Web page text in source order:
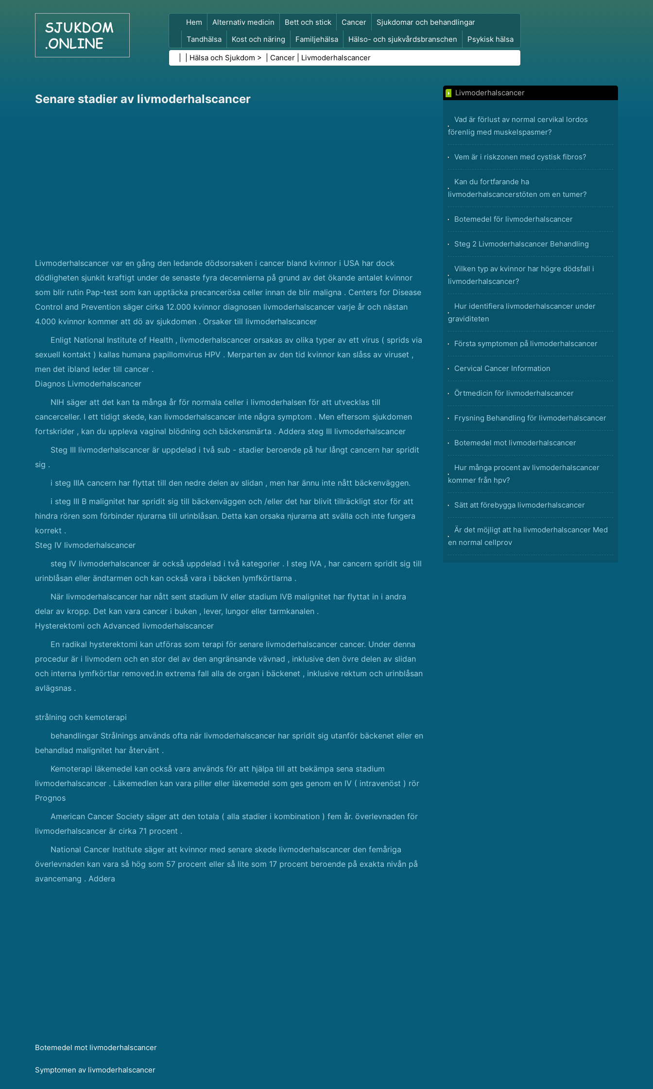
Hem Alternativ medicin Bett och stick Cancer
Sjukdomar och behandlingar
Tandhälsa
Kost och näring Familjehälsa Hälso- och sjukvårdsbranschen
Psykisk hälsa
Folkhälsa och säkerhet
Kirurgi och ingrepp Hälsa
Hälsa och Sjukdom > | Cancer Livmoderhalscancer
Senare stadier av livmoderhalscancer
Livmoderhalscancer var en gång den ledande dödsorsaken i cancer bland kvinnor i USA har dock
dödligheten sjunkit kraftigt under de senaste fyra decennierna på grund av det ökande antalet kvinnor
som blir rutin Pap-test som kan upptäcka precancerösa celler innan de blir maligna . Centers for Disease
Control and Prevention säger cirka 12.000 kvinnor diagnosen livmoderhalscancer varje år och nästan
4.000 kvinnor kommer att dö av sjukdomen . Orsaker till livmoderhalscancer
Enligt National Institute of Health , livmoderhalscancer orsakas av olika typer av ett virus ( sprids via
sexuell kontakt ) kallas humana papillomvirus HPV . Merparten av den tid kvinnor kan slåss av viruset ,
men det ibland leder till cancer .
Diagnos Livmoderhalscancer
NIH säger att det kan ta många år för normala celler i livmoderhalsen för att utvecklas till
cancerceller. I ett tidigt skede, kan livmoderhalscancer inte några symptom . Men eftersom sjukdomen
fortskrider , kan du uppleva vaginal blödning och bäckensmärta . Addera steg III livmoderhalscancer
Steg III livmoderhalscancer är uppdelad i två sub - stadier beroende på hur långt cancern har spridit
sig .
i steg IIIA cancern har flyttat till den nedre delen av slidan , men har ännu inte nått bäckenväggen.
i steg III B malignitet har spridit sig till bäckenväggen och /eller det har blivit tillräckligt stor för att
hindra rören som förbinder njurarna till urinblåsan. Detta kan orsaka njurarna att svälla och inte fungera
korrekt .
Steg IV livmoderhalscancer
steg IV livmoderhalscancer är också uppdelad i två kategorier . I steg IVA , har cancern spridit sig till
urinblåsan eller ändtarmen och kan också vara i bäcken lymfkörtlarna .
När livmoderhalscancer har nått sent stadium IV eller stadium IVB malignitet har flyttat in i andra
delar av kropp. Det kan vara cancer i buken , lever, lungor eller tarmkanalen .
Hysterektomi och Advanced livmoderhalscancer
En radikal hysterektomi kan utföras som terapi för senare livmoderhalscancer cancer. Under denna
procedur är i livmodern och en stor del av den angränsande vävnad , inklusive den övre delen av slidan
och interna lymfkörtlar removed.In extrema fall alla de organ i bäckenet , inklusive rektum och urinblåsan
avlägsnas .
strålning och kemoterapi
behandlingar Strålnings används ofta när livmoderhalscancer har spridit sig utanför bäckenet eller en
behandlad malignitet har återvänt .
Kemoterapi läkemedel kan också vara används för att hjälpa till att bekämpa sena stadium
livmoderhalscancer . Läkemedlen kan vara piller eller läkemedel som ges genom en IV ( intravenöst ) rör
Prognos
American Cancer Society säger att den totala ( alla stadier i kombination ) fem år. överlevnaden för
livmoderhalscancer är cirka 71 procent .
National Cancer Institute säger att kvinnor med senare skede livmoderhalscancer den femåriga
överlevnaden kan vara så hög som 57 procent eller så lite som 17 procent beroende på exakta nivån på
avancemang . Addera
Botemedel mot livmoderhalscancer
Symptomen av livmoderhalscancer
Livmoderhalscancer
Vad är förlust av normal cervikal lordos
förenlig med muskelspasmer?
Vem är i riskzonen med cystisk fibros?
Kan du fortfarande ha
livmoderhalscancerstöten om en tumer?
Botemedel för livmoderhalscancer
Steg 2 Livmoderhalscancer Behandling
Vilken typ av kvinnor har högre dödsfall i
livmoderhalscancer?
Hur identifiera livmoderhalscancer under
graviditeten
Första symptomen på livmoderhalscancer
Cervical Cancer Information
Örtmedicin för livmoderhalscancer
Frysning Behandling för livmoderhalscancer
Botemedel mot livmoderhalscancer
Hur många procent av livmoderhalscancer
kommer från hpv?
Sätt att förebygga livmoderhalscancer
Är det möjligt att ha livmoderhalscancer Med
en normal cellprov